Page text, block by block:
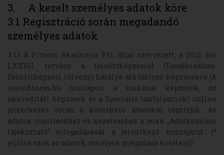
3. A kezelt személyes adatok köre
3.1 Regisztráció során megadandó
személyes adatok
3.1.1 A Fitness Akadémia Kft. által szervezett, a 2013. évi
LXXVII. törvény a felnőttképzésről (Továbbiakban:
Felnőttképzési törvény) hatálya alá tartozó képzésekre (A
www.fitness.hu honlapon: a szakmai képzések, az
akkreditált képzések és a Speciális tanfolyamok) online
jelentkezés során a következő adatokat rögzítjük. Az
adatok rögzítéséhez és kezeléséhez a jelen „Adatkezelési
tájékoztató” elfogadásával a jelentkező hozzájárul. (*
jelölve azok az adatok, amelyek megadása kötelező)